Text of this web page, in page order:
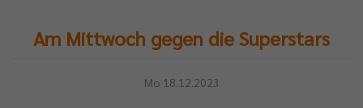
Am Mittwoch gegen die Superstars
Mo 18.12.2023